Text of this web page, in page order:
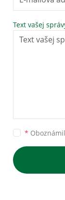
Text vašej
*